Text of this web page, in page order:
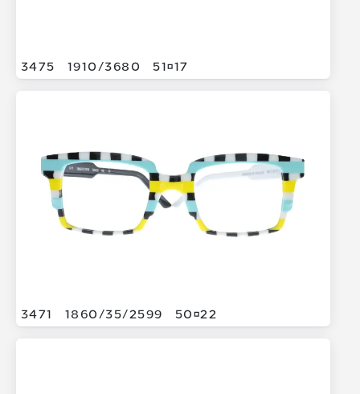
3475 1910/3680 5117
3471 1860/35/2599 5022